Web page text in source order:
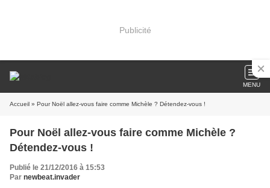
Publicité
MENU
Accueil » Pour Noël allez-vous faire comme Michèle ? Détendez-vous !
Pour Noël allez-vous faire comme Michèle ?
Détendez-vous !
Publié le 21/12/2016 à 15:53
Par newbeat.invader